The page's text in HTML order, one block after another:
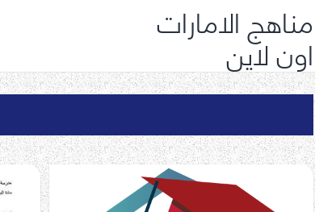
مناهج الامارات
اون لاين